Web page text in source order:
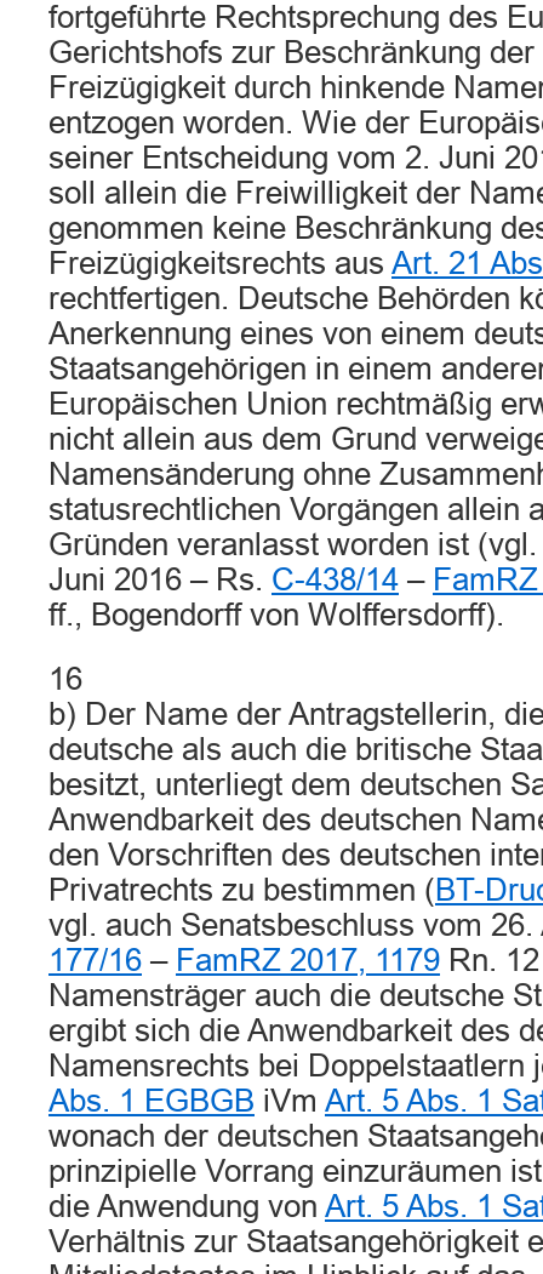
fortgeführte Rechtsprechung des
Gerichtshofs zur Beschränkung
Freizügigkeit durch hinkende
entzogen worden. Wie der
seiner Entscheidung vom 2. Juni
soll allein die Freiwilligkeit der
genommen keine Beschränkung
Freizügigkeitsrechts aus Art. 21
rechtfertigen. Deutsche Behörden
Anerkennung eines von einem
Staatsangehörigen in einem
Europäischen Union rechtmäßig
nicht allein aus dem Grund
Namensänderung ohne
statusrechtlichen Vorgängen allein
Gründen veranlasst worden ist
Juni 2016 – Rs. C-438/14 –
ff., Bogendorff von Wolffersdorff).
16
b) Der Name der Antragstellerin,
deutsche als auch die britische
besitzt, unterliegt dem deutschen
Anwendbarkeit des deutschen
den Vorschriften des deutschen
Privatrechts zu bestimmen (BT-
vgl. auch Senatsbeschluss vom
177/16 – FamRZ 2017, 1179 Rn.
Namensträger auch die deutsche
ergibt sich die Anwendbarkeit des
Namensrechts bei Doppelstaatlern
Abs. 1 EGBGB iVm Art. 5 Abs. 1
wonach der deutschen
prinzipielle Vorrang einzuräumen
die Anwendung von Art. 5 Abs. 1
Verhältnis zur Staatsangehörigkeit